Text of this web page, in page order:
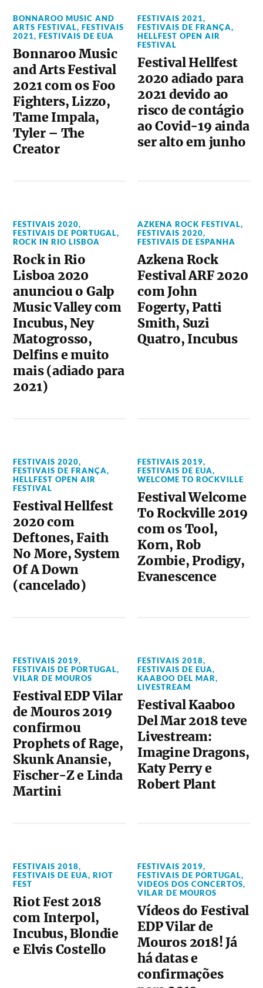
BONNAROO MUSIC AND
ARTS FESTIVAL,FESTIVAIS
2021,FESTIVAIS DE EUA
Bonnaroo Music
and Arts Festival
2021 com os Foo
Fighters, Lizzo,
Tame Impala,
Tyler – The
Creator
FESTIVAIS 2021,
FESTIVAIS DE FRANÇA,
HELLFEST OPEN AIR
FESTIVAL
Festival Hellfest
2020 adiado para
2021 devido ao
risco de contágio
ao Covid-19 ainda
ser alto em junho
FESTIVAIS 2020,
FESTIVAIS DE PORTUGAL,
ROCK IN RIO LISBOA
Rock in Rio
Lisboa 2020
anunciou o Galp
Music Valley com
Incubus, Ney
Matogrosso,
Delfins e muito
mais (adiado para
2021)
AZKENA ROCK FESTIVAL,
FESTIVAIS 2020,
FESTIVAIS DE ESPANHA
Azkena Rock
Festival ARF 2020
com John
Fogerty, Patti
Smith, Suzi
Quatro, Incubus
FESTIVAIS 2020,
FESTIVAIS DE FRANÇA,
HELLFEST OPEN AIR
FESTIVAL
Festival Hellfest
2020 com
Deftones, Faith
No More, System
Of A Down
(cancelado)
FESTIVAIS 2019,
FESTIVAIS DE EUA,
WELCOME TO ROCKVILLE
Festival Welcome
To Rockville 2019
com os Tool,
Korn, Rob
Zombie, Prodigy,
Evanescence
FESTIVAIS 2019,
FESTIVAIS DE PORTUGAL,
VILAR DE MOUROS
Festival EDP Vilar
de Mouros 2019
confirmou
Prophets of Rage,
Skunk Anansie,
Fischer-Z e Linda
Martini
FESTIVAIS 2018,
FESTIVAIS DE EUA,
KAABOO DEL MAR,
LIVESTREAM
Festival Kaaboo
Del Mar 2018 teve
Livestream:
Imagine Dragons,
Katy Perry e
Robert Plant
FESTIVAIS 2018,
FESTIVAIS DE EUA,RIOT
FEST
Riot Fest 2018
com Interpol,
Incubus, Blondie
e Elvis Costello
FESTIVAIS 2019,
FESTIVAIS DE PORTUGAL,
VIDEOS DOS CONCERTOS,
VILAR DE MOUROS
Vídeos do Festival
EDP Vilar de
Mouros 2018! Já
há datas e
confirmações